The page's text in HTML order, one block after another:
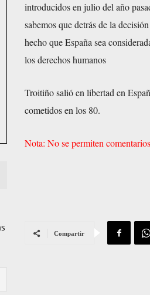
introducidos en julio del año
sabemos que detrás de la
hecho que España sea
los derechos humanos
Troitiño salió en libertad en
cometidos en los 80.
Nota: No se permiten
Compartir